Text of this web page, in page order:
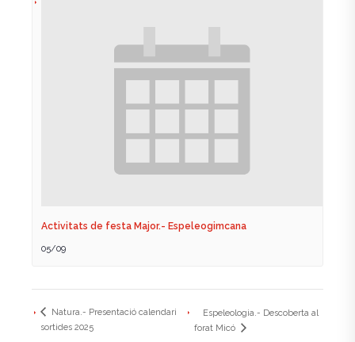
Activitats de festa Major.- Espeleogimcana
05/09
Natura.- Presentació calendari
sortides 2025
Espeleologia.- Descoberta al
forat Micó